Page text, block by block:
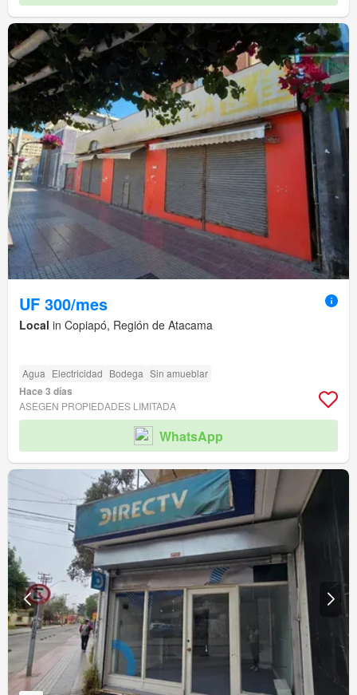
UF 300/mes
Local in Copiapó, Región de Atacama
Agua Electricidad Bodega Sin amueblar
Hace 3 días
ASEGEN PROPIEDADES LIMITADA
WhatsApp